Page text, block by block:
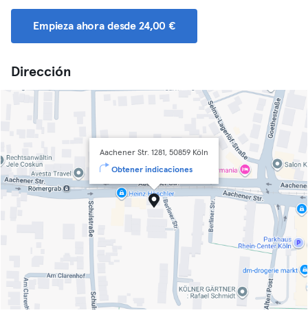
Empieza ahora desde 24,00 €
Dirección
Aachener Str. 1281, 50859 Köln
Obtener indicaciones